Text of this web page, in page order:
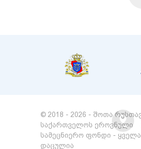
© 2018 - 2026 - შოთა
საქართველოს ეროვნული
სამეცნიერო ფონდი -
დაცულია